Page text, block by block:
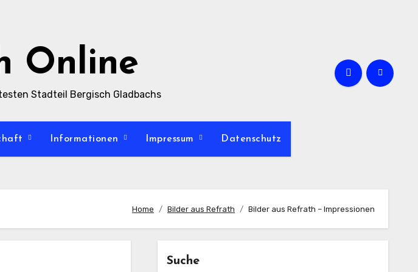
Online
Stadteil Bergisch Gladbachs
Informationen Impressum Datenschutz
Home Bilder aus Refrath Bilder aus Refrath – Impressionen
Suche